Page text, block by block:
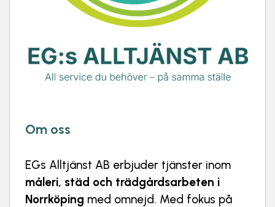
Om oss
EGs Alltjänst AB erbjuder tjänster inom
måleri, städ och trädgårdsarbeten i
Norrköping med omnejd. Med fokus på